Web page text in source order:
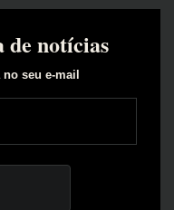
de notícias
no seu e-mail